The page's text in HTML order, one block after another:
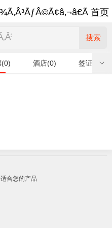
首页
搜索
(0) 酒店(0) 签证(0)
合您的产品